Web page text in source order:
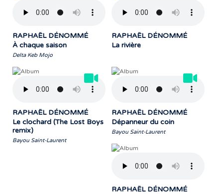
RAPHAËL DÉNOMMÉ
À chaque saison
Delta Keb Mojo
RAPHAËL DÉNOMMÉ
La rivière
RAPHAËL DÉNOMMÉ
Le clochard (The Lost Boys
remix)
Bayou Saint-Laurent
RAPHAËL DÉNOMMÉ
Dépanneur du coin
Bayou Saint-Laurent
RAPHAËL DÉNOMMÉ